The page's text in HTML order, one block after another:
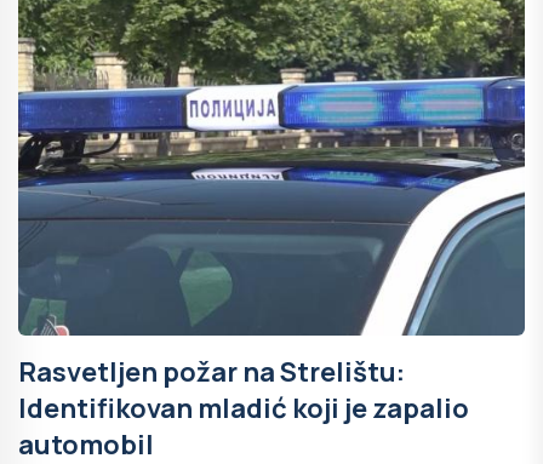
Rasvetljen požar na Strelištu:
Identifikovan mladić koji je zapalio
automobil